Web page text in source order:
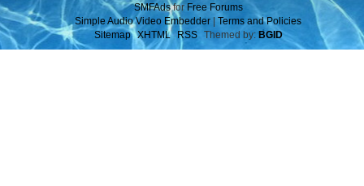
SMFAdsfor Free Forums
Simple Audio Video Embedder | Terms and Policies
Sitemap XHTML RSS Themed by: BGID